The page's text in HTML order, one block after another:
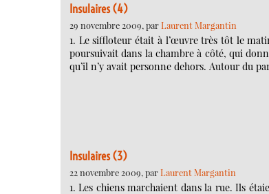
Insulaires (4)
29 novembre 2009, parLaurent Margantin
1. Le siffloteur était à l’œuvre très tôt le
poursuivait dans la chambre à côté, qui
qu’il n’y avait personne dehors. Autour du
Insulaires (3)
22 novembre 2009, parLaurent Margantin
1. Les chiens marchaient dans la rue. Ils